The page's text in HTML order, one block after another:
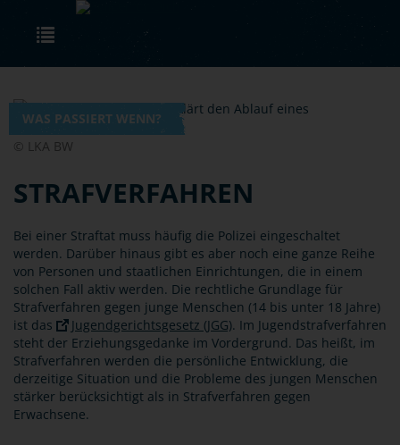
Skip to main content
WAS PASSIERT WENN?
© LKA BW
STRAFVERFAHREN
Bei einer Straftat muss häufig die Polizei eingeschaltet
werden. Darüber hinaus gibt es aber noch eine ganze Reihe
von Personen und staatlichen Einrichtungen, die in einem
solchen Fall aktiv werden. Die rechtliche Grundlage für
Strafverfahren gegen junge Menschen (14 bis unter 18 Jahre)
ist das
Jugendgerichtsgesetz (JGG). Im Jugendstrafverfahren
steht der Erziehungsgedanke im Vordergrund. Das heißt, im
Strafverfahren werden die persönliche Entwicklung, die
derzeitige Situation und die Probleme des jungen Menschen
stärker berücksichtigt als in Strafverfahren gegen
Erwachsene.